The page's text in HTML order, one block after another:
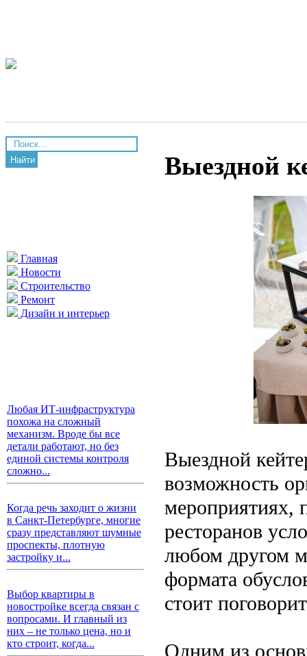
Найти
Главная
Новости
Строительство
Ремонт
Дизайн и интерьер
Любая ИТ-инфраструктура
похожа на сложный
механизм. Вроде бы все
детали работают, но без
единой системы контроля
сложно...
Когда речь заходит о жизни
в Санкт-Петербурге, многие
сразу представляют шумные
проспекты, плотную
застройку и...
Выбор квартиры в
новостройке всегда связан с
вопросами. И главный из
них – не только цена, но и
кто строит, когда...
Выездной
Выездной
возможность
мероприятиях,
ресторанов
любом другом
формата
стоит
Одним из